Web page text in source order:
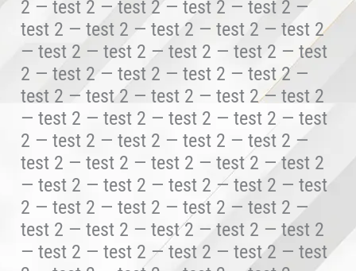
2 — test 2 — test 2 — test 2 — test 2 —
test 2 — test 2 — test 2 — test 2 — test 2
— test 2 — test 2 — test 2 — test 2 — test
2 — test 2 — test 2 — test 2 — test 2 —
test 2 — test 2 — test 2 — test 2 — test 2
— test 2 — test 2 — test 2 — test 2 — test
2 — test 2 — test 2 — test 2 — test 2 —
test 2 — test 2 — test 2 — test 2 — test 2
— test 2 — test 2 — test 2 — test 2 — test
2 — test 2 — test 2 — test 2 — test 2 —
test 2 — test 2 — test 2 — test 2 — test 2
— test 2 — test 2 — test 2 — test 2 — test